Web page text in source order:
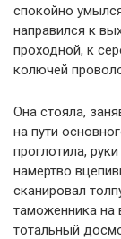
спокойно
направился к
проходной, к
колючей
Она стояла,
на пути
проглотила,
намертво
сканировал
таможенника на
тотальный